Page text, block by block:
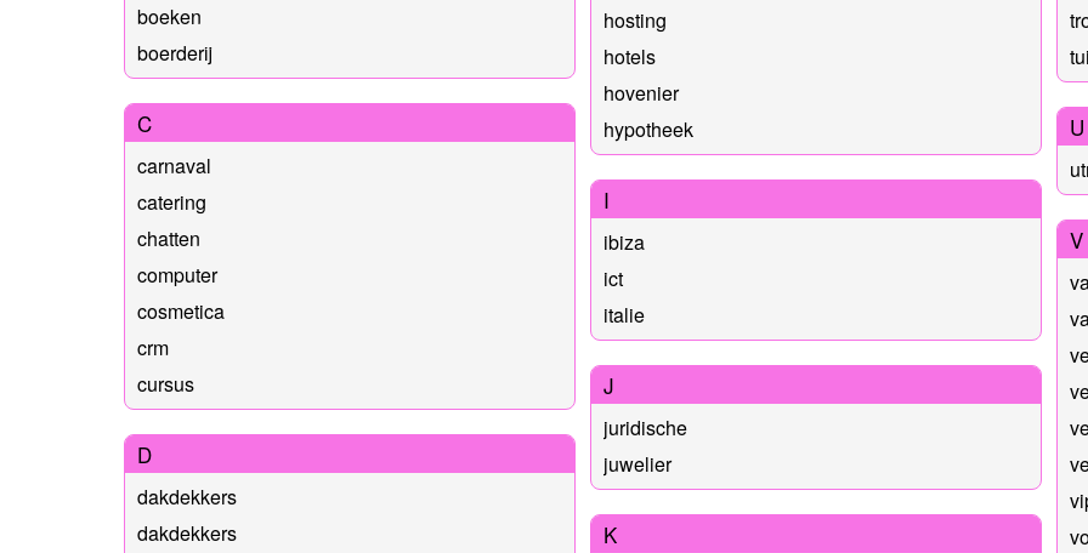
boeken
boerderij
C
carnaval
catering
chatten
computer
cosmetica
crm
cursus
D
dakdekkers
dakdekkers
hosting
hotels
hovenier
hypotheek
I
ibiza
ict
italie
J
juridische
juwelier
K
U
V